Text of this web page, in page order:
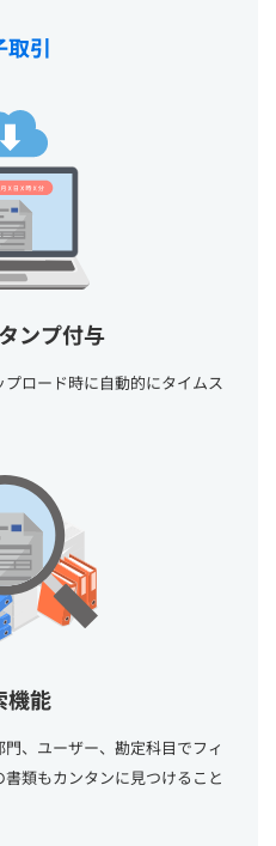
取引
ンプ付与
ロード時に自動的にタイムス
機能
、ユーザー、勘定科目でフィ
類もカンタンに見つけること